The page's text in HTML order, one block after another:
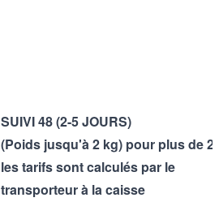
SUIVI 48 (2-5 JOURS)
(Poids jusqu'à 2 kg) pour plus de 2
les tarifs sont calculés par le
transporteur à la caisse